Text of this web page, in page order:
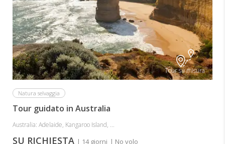
Tour su misura
Natura selvaggia
Tour guidato in Australia
Australia: Adelaide, Kangaroo Island, ...
SU RICHIESTA | 14 giorni | No volo